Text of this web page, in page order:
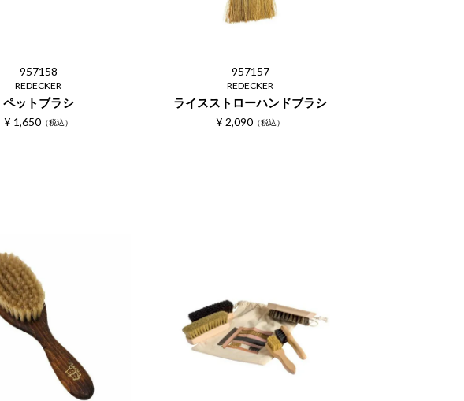
957158
REDECKER
ペットブラシ
¥ 1,650 税込
957157
REDECKER
ライスストローハンドブラシ
¥ 2,090 税込